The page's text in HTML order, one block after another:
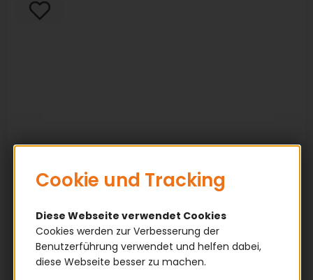
Cookie und Tracking
Diese Webseite verwendet Cookies
Cookies werden zur Verbesserung der
Benutzerführung verwendet und helfen dabei,
diese Webseite besser zu machen.